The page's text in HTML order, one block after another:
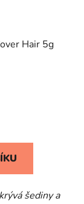
Hair 5g
šediny a